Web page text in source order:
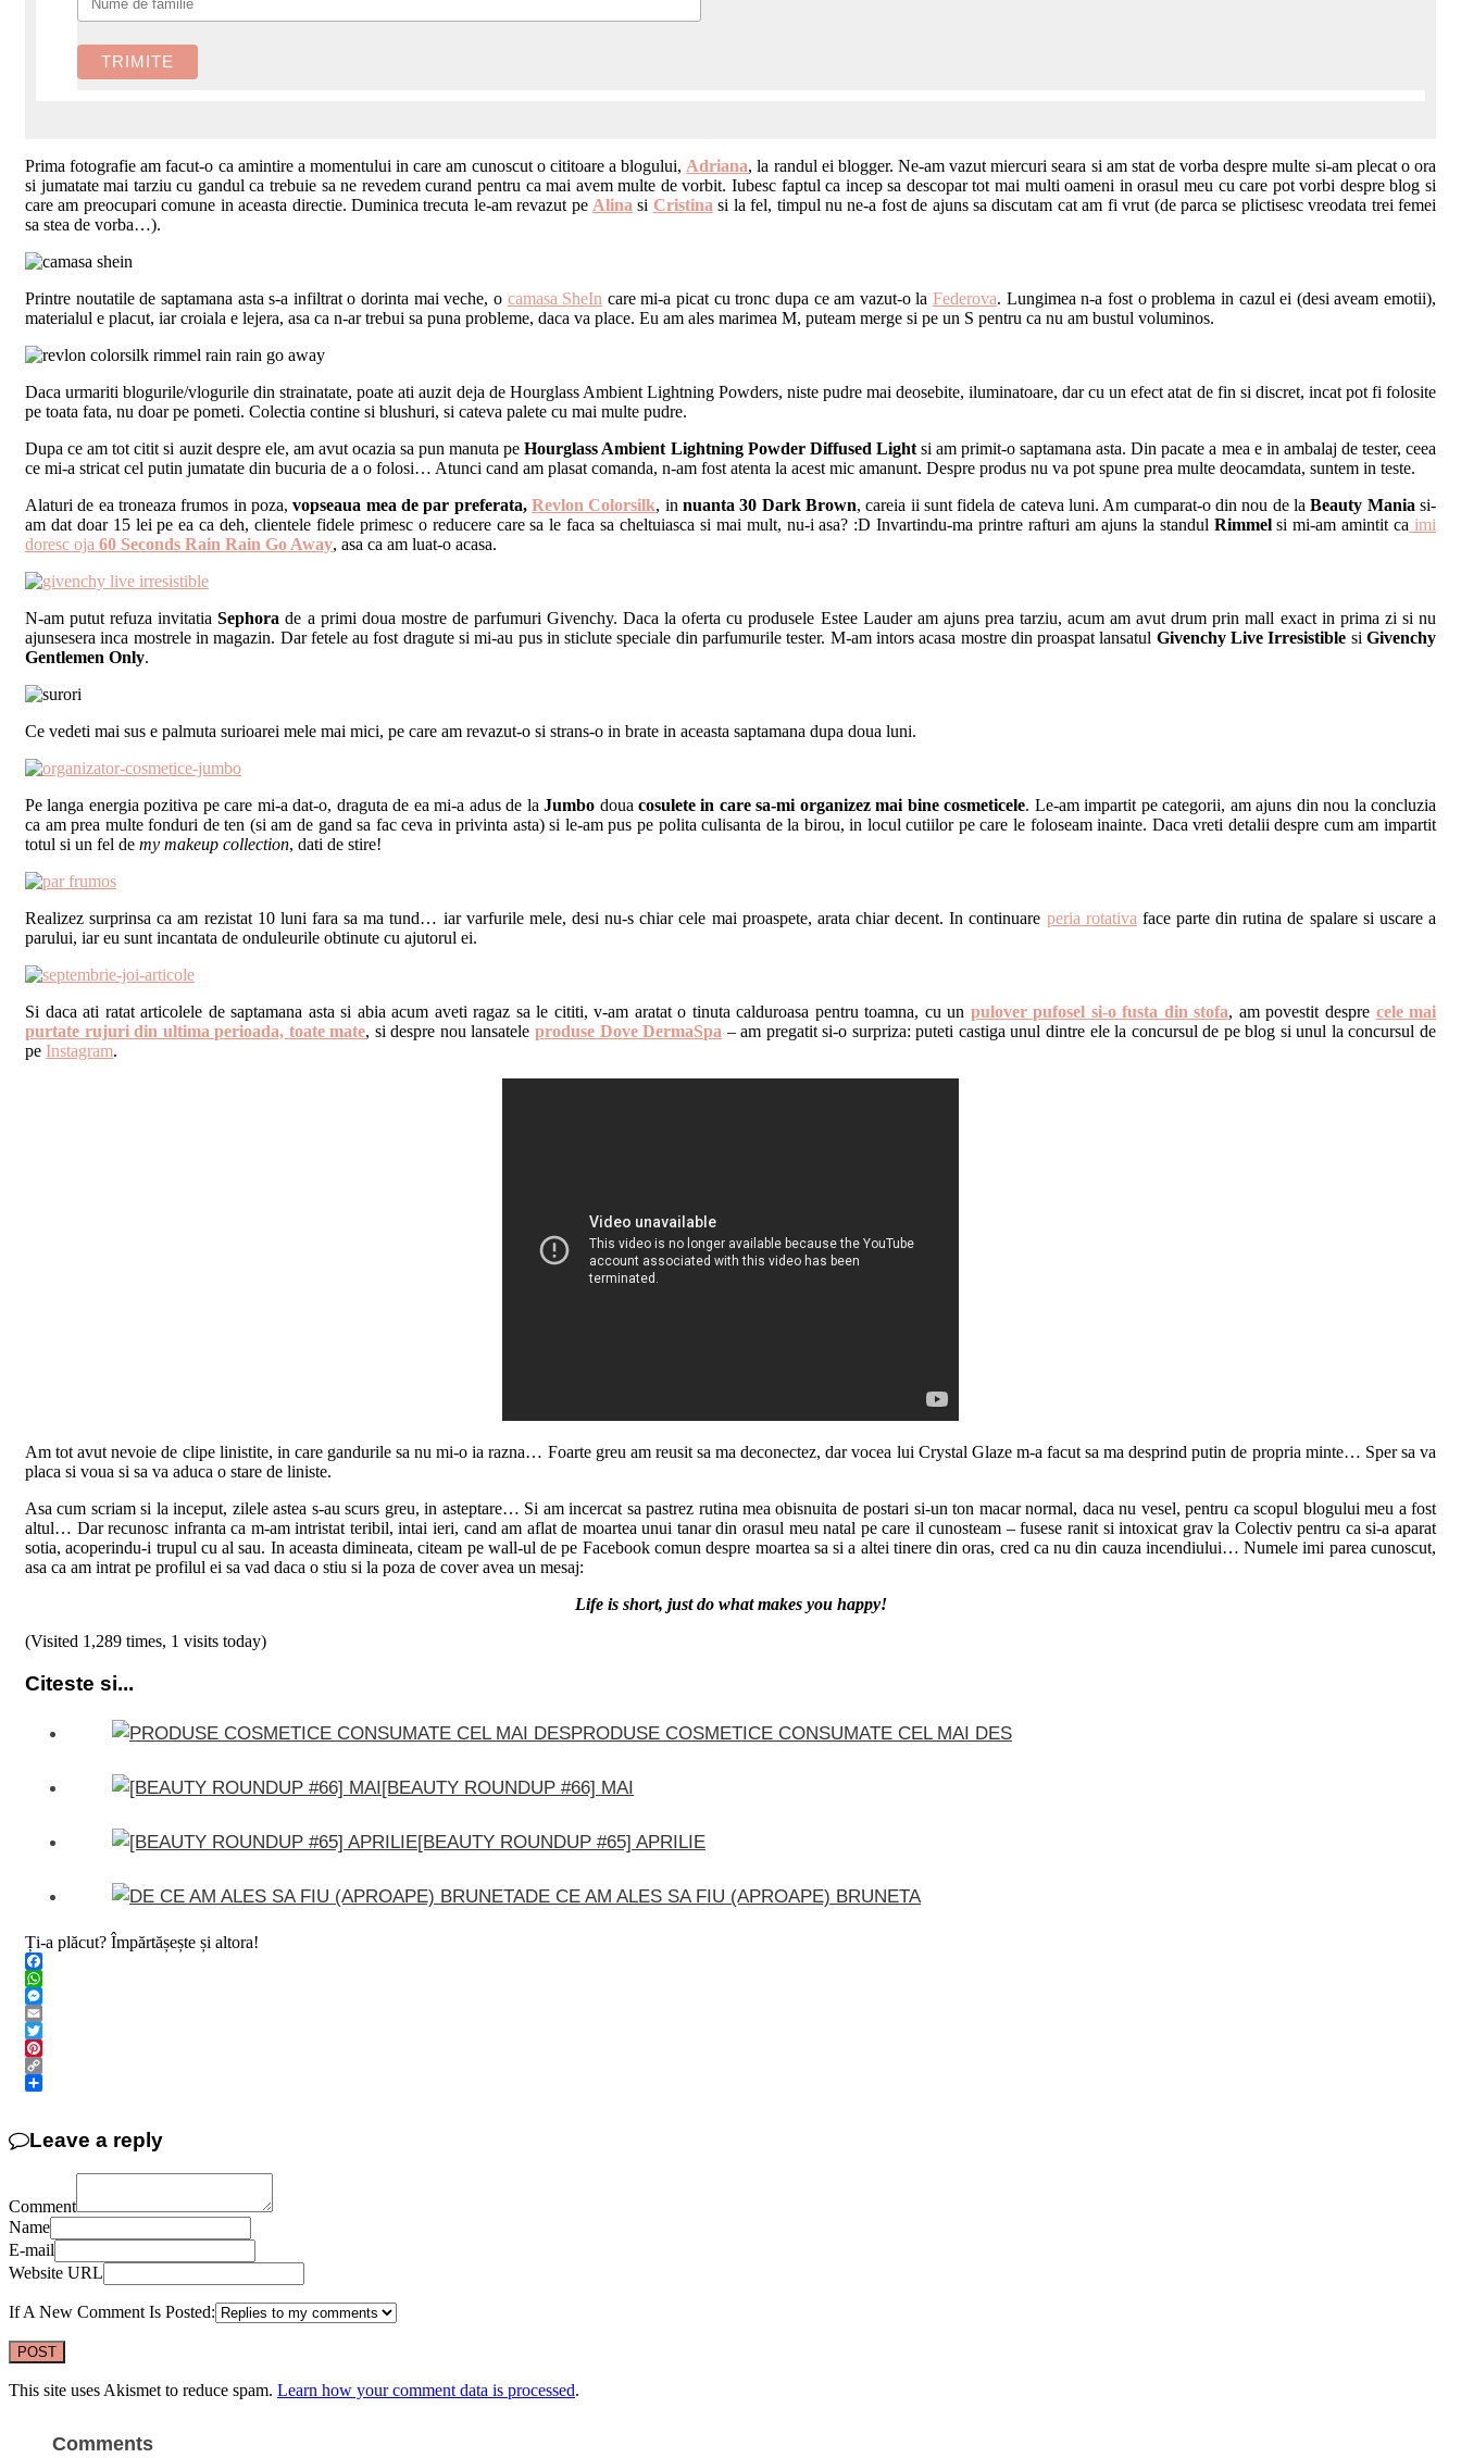
Prima fotografie am facut-o ca amintire a momentului in care am cunoscut o cititoare a blogului, Adriana, la randul ei blogger. Ne-am vazut miercuri seara si am stat de vorba despre multe si-am plecat o ora
si jumatate mai tarziu cu gandul ca trebuie sa ne revedem curand pentru ca mai avem multe de vorbit. Iubesc faptul ca incep sa descopar tot mai multi oameni in orasul meu cu care pot vorbi despre blog si
care am preocupari comune in aceasta directie. Duminica trecuta le-am revazut pe Alina si Cristina si la fel, timpul nu ne-a fost de ajuns sa discutam cat am fi vrut (de parca se plictisesc vreodata trei femei
sa stea de vorba…).
Printre noutatile de saptamana asta s-a infiltrat o dorinta mai veche, o camasa SheIn care mi-a picat cu tronc dupa ce am vazut-o laFederova. Lungimea n-a fost o problema in cazul ei (desi aveam emotii),
materialul e placut, iar croiala e lejera, asa ca n-ar trebui sa puna probleme, daca va place. Eu am ales marimea M, puteam merge si pe un S pentru ca nu am bustul voluminos.
Daca urmariti blogurile/vlogurile din strainatate, poate ati auzit deja de Hourglass Ambient Lightning Powders, niste pudre mai deosebite, iluminatoare, dar cu un efect atat de fin si discret, incat pot fi folosite
pe toata fata, nu doar pe pometi. Colectia contine si blushuri, si cateva palete cu mai multe pudre.
Dupa ce am tot citit si auzit despre ele, am avut ocazia sa pun manuta peHourglass Ambient Lightning Powder Diffused Lightsi am primit-o saptamana asta. Din pacate a mea e in ambalaj de tester, ceea
ce mi-a stricat cel putin jumatate din bucuria de a o folosi… Atunci cand am plasat comanda, n-am fost atenta la acest mic amanunt. Despre produs nu va pot spune prea multe deocamdata, suntem in teste.
Alaturi de ea troneaza frumos in poza,vopseaua mea de par preferata, Revlon Colorsilk, in nuanta 30 Dark Brown, careia ii sunt fidela de cateva luni. Am cumparat-o din nou de laBeauty Mania si-
am dat doar 15 lei pe ea ca deh, clientele fidele primesc o reducere care sa le faca sa cheltuiasca si mai mult, nu-i asa? :D Invartindu-ma printre rafturi am ajuns la standul Rimmelsi mi-am amintit ca imi
doresc oja 60 Seconds Rain Rain Go Away, asa ca am luat-o acasa.
N-am putut refuza invitatiaSephora de a primi doua mostre de parfumuri Givenchy. Daca la oferta cu produsele Estee Lauder am ajuns prea tarziu, acum am avut drum prin mall exact in prima zi si nu
ajunsesera inca mostrele in magazin. Dar fetele au fost dragute si mi-au pus in sticlute speciale din parfumurile tester. M-am intors acasa mostre din proaspat lansatul Givenchy Live Irresistible siGivenchy
Gentlemen Only.
Ce vedeti mai sus e palmuta surioarei mele mai mici, pe care am revazut-o si strans-o in brate in aceasta saptamana dupa doua luni.
Pe langa energia pozitiva pe care mi-a dat-o, draguta de ea mi-a adus de laJumbo douacosulete in care sa-mi organizez mai bine cosmeticele. Le-am impartit pe categorii, am ajuns din nou la concluzia
ca am prea multe fonduri de ten (si am de gand sa fac ceva in privinta asta) si le-am pus pe polita culisanta de la birou, in locul cutiilor pe care le foloseam inainte. Daca vreti detalii despre cum am impartit
totul si un fel de my makeup collection, dati de stire!
Realizez surprinsa ca am rezistat 10 luni fara sa ma tund… iar varfurile mele, desi nu-s chiar cele mai proaspete, arata chiar decent. In continuare peria rotativa face parte din rutina de spalare si uscare a
parului, iar eu sunt incantata de onduleurile obtinute cu ajutorul ei.
Si daca ati ratat articolele de saptamana asta si abia acum aveti ragaz sa le cititi, v-am aratat o tinuta calduroasa pentru toamna, cu un pulover pufosel si-o fusta din stofa, am povestit despre cele mai
purtate rujuri din ultima perioada, toate mate, si despre nou lansateleproduse Dove DermaSpa – am pregatit si-o surpriza: puteti castiga unul dintre ele la concursul de pe blog si unul la concursul de
pe Instagram.
Am tot avut nevoie de clipe linistite, in care gandurile sa nu mi-o ia razna… Foarte greu am reusit sa ma deconectez, dar vocea lui Crystal Glaze m-a facut sa ma desprind putin de propria minte… Sper sa va
placa si voua si sa va aduca o stare de liniste.
Asa cum scriam si la inceput, zilele astea s-au scurs greu, in asteptare… Si am incercat sa pastrez rutina mea obisnuita de postari si-un ton macar normal, daca nu vesel, pentru ca scopul blogului meu a fost
altul… Dar recunosc infranta ca m-am intristat teribil, intai ieri, cand am aflat de moartea unui tanar din orasul meu natal pe care il cunosteam – fusese ranit si intoxicat grav la Colectiv pentru ca si-a aparat
sotia, acoperindu-i trupul cu al sau. In aceasta dimineata, citeam pe wall-ul de pe Facebook comun despre moartea sa si a altei tinere din oras, cred ca nu din cauza incendiului… Numele imi parea cunoscut,
asa ca am intrat pe profilul ei sa vad daca o stiu si la poza de cover avea un mesaj:
Life is short, just do what makes you happy!
(Visited 1,289 times, 1 visits today)
Citeste si...
PRODUSE COSMETICE CONSUMATE CEL MAI DES
[BEAUTY ROUNDUP #66] MAI
[BEAUTY ROUNDUP #65] APRILIE
DE CE AM ALES SA FIU (APROAPE) BRUNETA
Ți-a plăcut? Împărtășește și altora!
Facebook
WhatsApp
Messenger
Email
Twitter
Pinterest
Copy
Leave a reply
Comment
Name
E-mail
Website URL
If A New Comment Is Posted:
This site uses Akismet to reduce spam. Learn how your comment data is processed.
Comments